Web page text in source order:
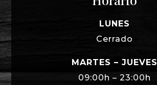
LUNES
Cerrado
MARTES – JUEVES
09:00h – 23:00h